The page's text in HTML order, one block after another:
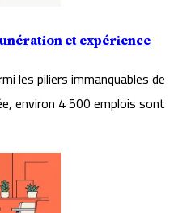
et expérience
les piliers immanquables de
environ 4 500 emplois sont